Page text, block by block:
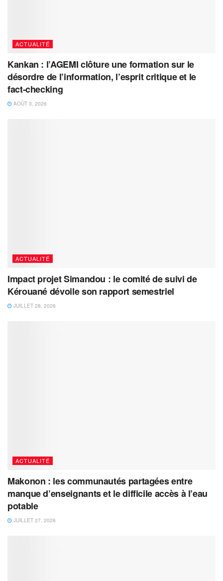
ACTUALITÉ
Kankan : l’AGEMI clôture une formation sur le
désordre de l’information, l’esprit critique et le
fact-checking
AOÛT 3, 2026
ACTUALITÉ
Impact projet Simandou : le comité de suivi de
Kérouané dévoile son rapport semestriel
JUILLET 28, 2026
ACTUALITÉ
Makonon : les communautés partagées entre
manque d’enseignants et le difficile accès à l’eau
potable
JUILLET 27, 2026